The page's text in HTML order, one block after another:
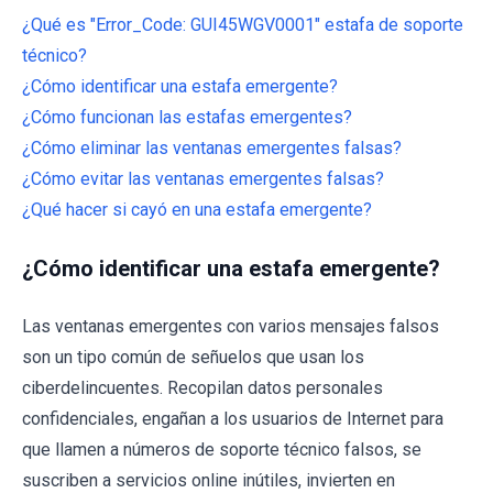
¿Qué es "Error_Code: GUI45WGV0001" estafa de soporte
técnico?
¿Cómo identificar una estafa emergente?
¿Cómo funcionan las estafas emergentes?
¿Cómo eliminar las ventanas emergentes falsas?
¿Cómo evitar las ventanas emergentes falsas?
¿Qué hacer si cayó en una estafa emergente?
¿Cómo identificar una estafa emergente?
Las ventanas emergentes con varios mensajes falsos
son un tipo común de señuelos que usan los
ciberdelincuentes. Recopilan datos personales
confidenciales, engañan a los usuarios de Internet para
que llamen a números de soporte técnico falsos, se
suscriben a servicios online inútiles, invierten en